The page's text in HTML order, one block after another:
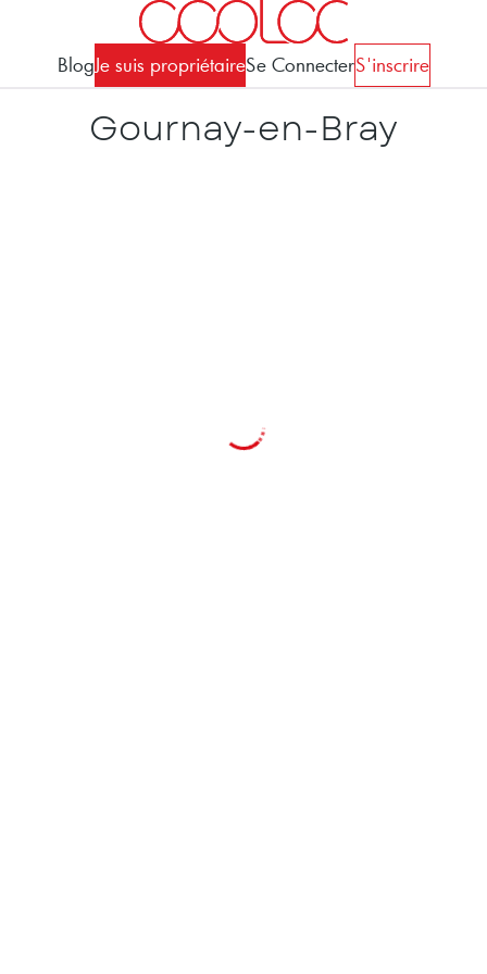
BlogJe suis propriétaireSe ConnecterS'inscrire
Gournay-en-Bray